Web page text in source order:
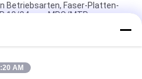
Betriebsarten, Faser-Platten-
12/24core MPO/MTP
des LC-
für Sc-Simplexadapter oder
AM